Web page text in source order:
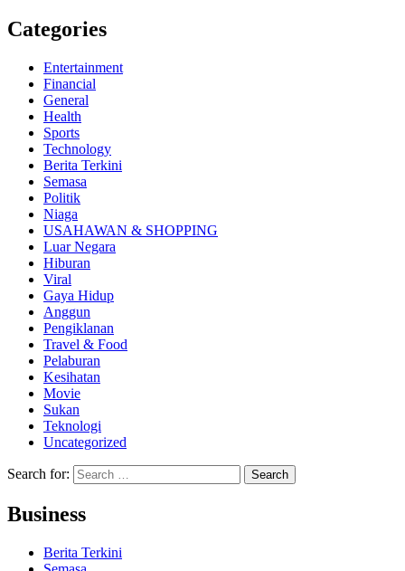
Categories
Entertainment
Financial
General
Health
Sports
Technology
Berita Terkini
Semasa
Politik
Niaga
USAHAWAN & SHOPPING
Luar Negara
Hiburan
Viral
Gaya Hidup
Anggun
Pengiklanan
Travel & Food
Pelaburan
Kesihatan
Movie
Sukan
Teknologi
Uncategorized
Search for:
Business
Berita Terkini